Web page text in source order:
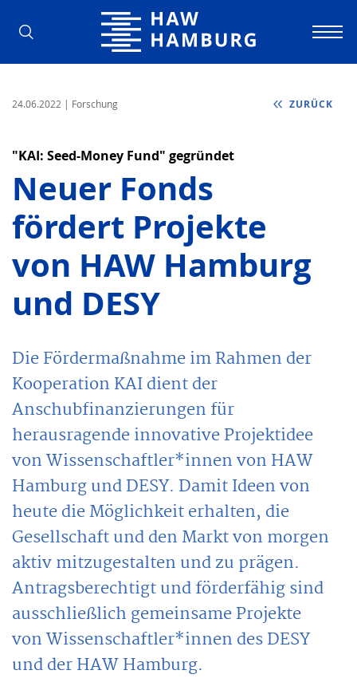
Hochschule für Angewandte
24.06.2022 | Forschung ZURÜCK
"KAI: Seed-Money Fund" gegründet
Neuer Fonds
fördert Projekte
von HAW Hamburg
und DESY
Die Fördermaßnahme im Rahmen der
Kooperation KAI dient der
Anschubfinanzierungen für
herausragende innovative Projektidee
von Wissenschaftler*innen von HAW
Hamburg und DESY. Damit Ideen von
heute die Möglichkeit erhalten, die
Gesellschaft und den Markt von morgen
aktiv mitzugestalten und zu prägen.
Antragsberechtigt und förderfähig sind
ausschließlich gemeinsame Projekte
von Wissenschaftler*innen des DESY
und der HAW Hamburg.